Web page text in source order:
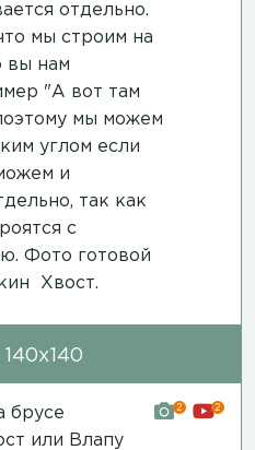
отдельно.
мы строим на
вы нам
"А вот там
мы можем
углом если
и
так как
с
Фото готовой
Хвост.
брусе
или Влапу
2 2